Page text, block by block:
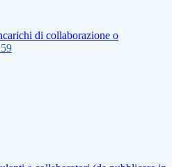
di collaborazione o
59